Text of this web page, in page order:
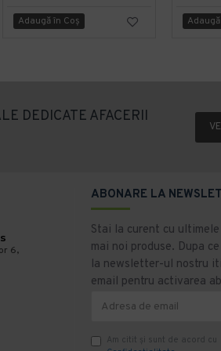
Adaugă în Coş
DEDICATE AFACERII
6,
ABONARE LA
Stai la curent cu
mai noi produse. Dupa
la newsletter-ul nostru
email pentru activarea
Am citit şi sunt de acord cu